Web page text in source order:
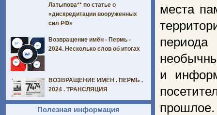
места
периода
и
прошлое.
Латыпова** по статье о
«дискредитации вооруженных
сил РФ»
Возвращение имён - Пермь -
2024. Несколько слов об итогах
ВОЗВРАЩЕНИЕ ИМЁН . ПЕРМЬ .
2024 . ТРАНСЛЯЦИЯ
Полезная информация